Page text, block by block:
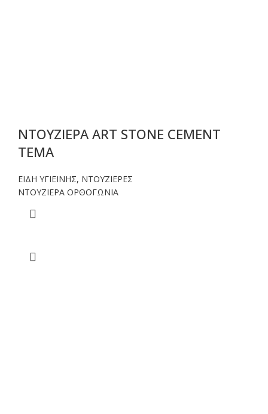
ΝΤΟΥΖΙΕΡΑ ART STONE CEMENT
TEMA
ΕΙΔΗ ΥΓΙΕΙΝΗΣ, ΝΤΟΥΖΙΕΡΕΣ
NTOYΖΙΕΡΑ ΟΡΘΟΓΩΝΙΑ